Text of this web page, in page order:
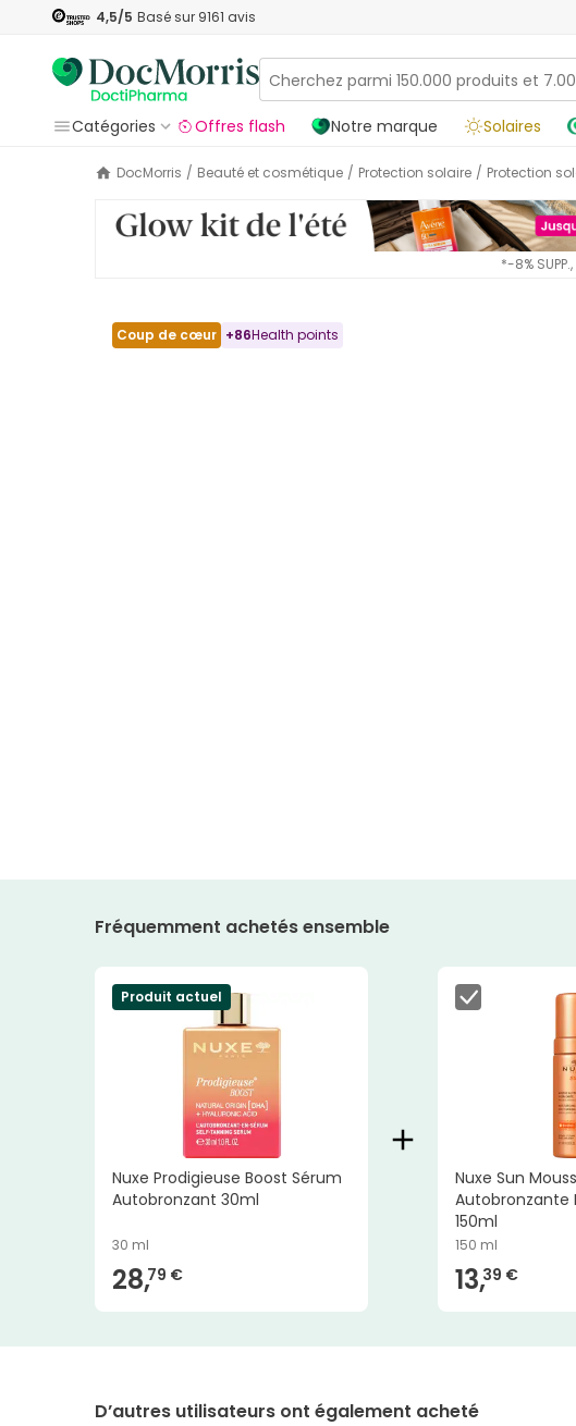
4,5/5 Basé sur 9161 avis
Catégories
Offres flash Notre marque Solaires
DocMorris / Beauté et cosmétique / Protection solaire / Protection
*-8%
Coup de cœur +86Health points
Fréquemment achetés ensemble
Produit actuel
Nuxe Prodigieuse Boost Sérum
Autobronzant 30ml
30 ml
28,79 €
Nuxe Sun
Autobronzante
150ml
150 ml
13,39 €
D’autres utilisateurs ont également acheté